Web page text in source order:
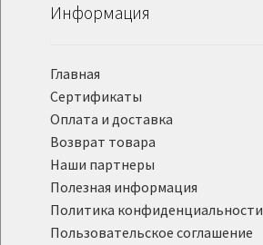
Информация
Главная
Сертификаты
Оплата и доставка
Возврат товара
Наши партнеры
Полезная информация
Политика конфиденциальности
Пользовательское соглашение